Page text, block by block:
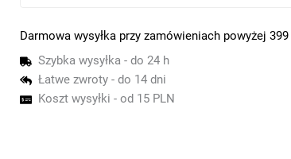
Darmowa wysyłka przy zamówieniach powyżej 399
Szybka wysyłka - do 24 h
Łatwe zwroty - do 14 dni
Koszt wysyłki - od 15 PLN